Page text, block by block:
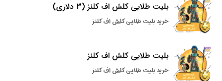
بلیت طلایی کلش اف کلنز (3 دلاری)
خرید بلیت طلایی کلش اف کلنز
بلیت طلایی کلش اف کلنز
خرید بلیت طلایی کلش اف کلنز